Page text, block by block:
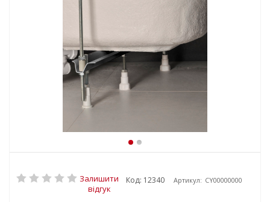
Залишити
відгук
Код: 12340 Артикул: CY00000000